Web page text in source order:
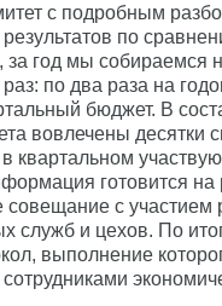
с подробным
по
за год мы собираемся
раз: по два раза на
бюджет. В
вовлечены десятки
квартальном
готовится на
с участием
служб и цехов. По
выполнение